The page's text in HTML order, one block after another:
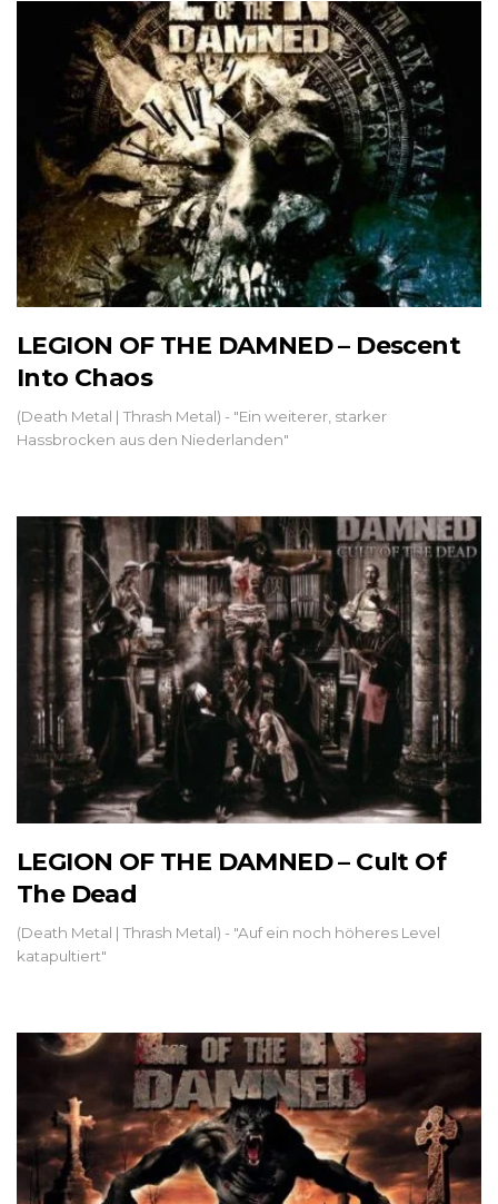
LEGION OF THE DAMNED – Descent
Into Chaos
(Death Metal | Thrash Metal) - "Ein weiterer, starker
Hassbrocken aus den Niederlanden"
LEGION OF THE DAMNED – Cult Of
The Dead
(Death Metal | Thrash Metal) - "Auf ein noch höheres Level
katapultiert"